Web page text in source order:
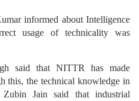
informed about Intelligence
usage of technicality was
said that NITTR has made
this, the technical knowledge in
Jain said that industrial